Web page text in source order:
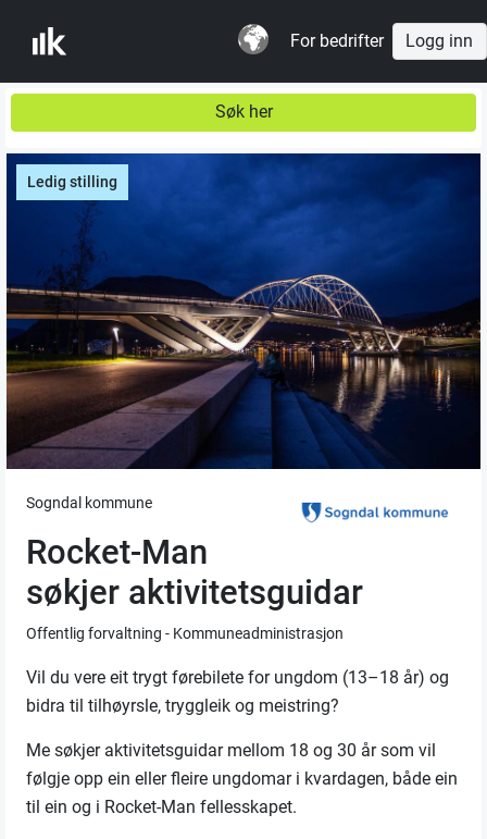
For bedrifter Logg inn
Søk her
Ledig stilling
Sogndal kommune
Rocket-Man
søkjer aktivitetsguidar
Offentlig forvaltning - Kommuneadministrasjon
Vil du vere eit trygt førebilete for ungdom (13–18 år) og
bidra til tilhøyrsle, tryggleik og meistring?
Me søkjer aktivitetsguidar mellom 18 og 30 år som vil
følgje opp ein eller fleire ungdomar i kvardagen, både ein
til ein og i Rocket-Man fellesskapet.